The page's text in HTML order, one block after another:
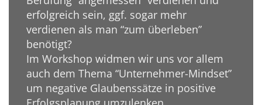
erfolgreich sein, ggf. sogar mehr
verdienen als man “zum überleben”
benötigt?
Im Workshop widmen wir uns vor allem
auch dem Thema “Unternehmer-Mindset”
um negative Glaubenssätze in positive